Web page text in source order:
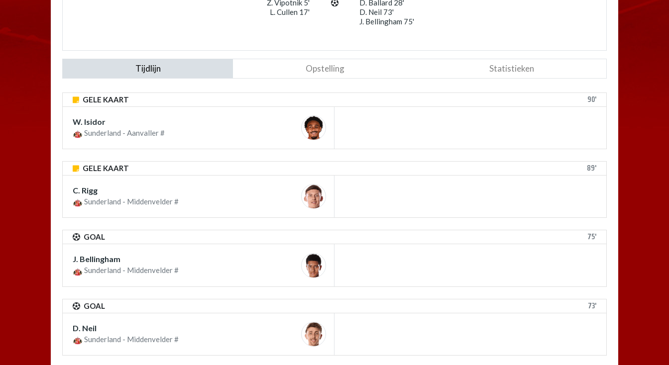
Ž. Vipotnik 5'
L. Cullen 17'
D. Ballard 28'
D. Neil 73'
J. Bellingham 75'
Tijdlijn Opstelling Statistieken
GELE KAART 90'
W. Isidor
Sunderland - Aanvaller #
GELE KAART 89'
C. Rigg
Sunderland - Middenvelder #
GOAL 75'
J. Bellingham
Sunderland - Middenvelder #
GOAL 73'
D. Neil
Sunderland - Middenvelder #